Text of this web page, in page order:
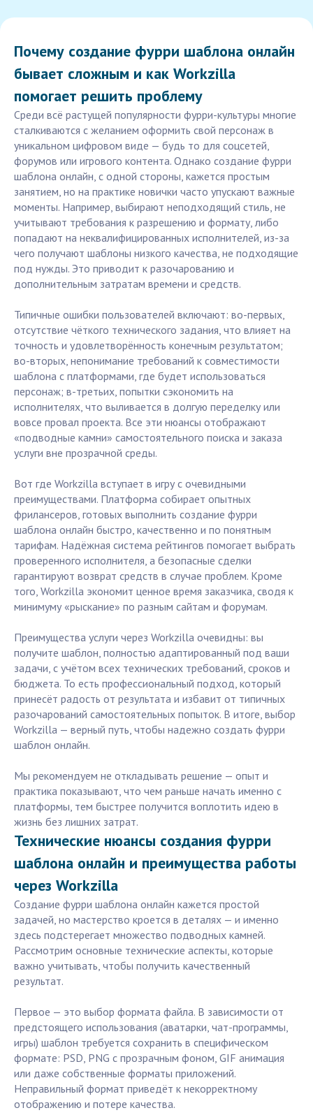
Почему создание фурри шаблона онлайн
бывает сложным и как Workzilla
помогает решить проблему
Среди всё растущей популярности фурри-культуры многие
сталкиваются с желанием оформить свой персонаж в
уникальном цифровом виде — будь то для соцсетей,
форумов или игрового контента. Однако создание фурри
шаблона онлайн, с одной стороны, кажется простым
занятием, но на практике новички часто упускают важные
моменты. Например, выбирают неподходящий стиль, не
учитывают требования к разрешению и формату, либо
попадают на неквалифицированных исполнителей, из-за
чего получают шаблоны низкого качества, не подходящие
под нужды. Это приводит к разочарованию и
дополнительным затратам времени и средств.
Типичные ошибки пользователей включают: во-первых,
отсутствие чёткого технического задания, что влияет на
точность и удовлетворённость конечным результатом;
во-вторых, непонимание требований к совместимости
шаблона с платформами, где будет использоваться
персонаж; в-третьих, попытки сэкономить на
исполнителях, что выливается в долгую переделку или
вовсе провал проекта. Все эти нюансы отображают
«подводные камни» самостоятельного поиска и заказа
услуги вне прозрачной среды.
Вот где Workzilla вступает в игру с очевидными
преимуществами. Платформа собирает опытных
фрилансеров, готовых выполнить создание фурри
шаблона онлайн быстро, качественно и по понятным
тарифам. Надёжная система рейтингов помогает выбрать
проверенного исполнителя, а безопасные сделки
гарантируют возврат средств в случае проблем. Кроме
того, Workzilla экономит ценное время заказчика, сводя к
минимуму «рыскание» по разным сайтам и форумам.
Преимущества услуги через Workzilla очевидны: вы
получите шаблон, полностью адаптированный под ваши
задачи, с учётом всех технических требований, сроков и
бюджета. То есть профессиональный подход, который
принесёт радость от результата и избавит от типичных
разочарований самостоятельных попыток. В итоге, выбор
Workzilla — верный путь, чтобы надежно создать фурри
шаблон онлайн.
Мы рекомендуем не откладывать решение — опыт и
практика показывают, что чем раньше начать именно с
платформы, тем быстрее получится воплотить идею в
жизнь без лишних затрат.
Технические нюансы создания фурри
шаблона онлайн и преимущества работы
через Workzilla
Создание фурри шаблона онлайн кажется простой
задачей, но мастерство кроется в деталях — и именно
здесь подстерегает множество подводных камней.
Рассмотрим основные технические аспекты, которые
важно учитывать, чтобы получить качественный
результат.
Первое — это выбор формата файла. В зависимости от
предстоящего использования (аватарки, чат-программы,
игры) шаблон требуется сохранить в специфическом
формате: PSD, PNG с прозрачным фоном, GIF анимация
или даже собственные форматы приложений.
Неправильный формат приведёт к некорректному
отображению и потере качества.